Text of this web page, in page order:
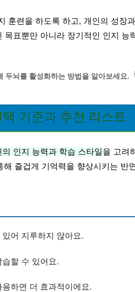
훈련을 하도록 하고, 개인의 성장
표뿐만 아니라 장기적인 인지 능
두뇌를 활성화하는 방법을 알아보세요.
기준과 추천 리스트
의 인지 능력과 학습 스타일을 고려
즐겁게 기억력을 향상시키는 반
어 지루하지 않아요.
할 수 있어요.
하면 더 효과적이에요.